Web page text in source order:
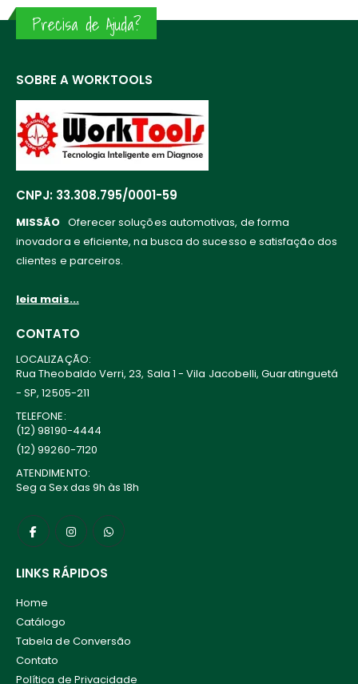
Precisa de Ajuda?
SOBRE A WORKTOOLS
CNPJ: 33.308.795/0001-59
MISSÃO Oferecer soluções automotivas, de forma
inovadora e eficiente, na busca do sucesso e satisfação dos
clientes e parceiros.
leia mais...
CONTATO
LOCALIZAÇÃO:
Rua Theobaldo Verri, 23, Sala 1 - Vila Jacobelli, Guaratinguetá
- SP, 12505-211
TELEFONE:
(12) 98190-4444
(12) 99260-7120
ATENDIMENTO:
Seg a Sex das 9h às 18h
LINKS RÁPIDOS
Home
Catálogo
Tabela de Conversão
Contato
Política de Privacidade